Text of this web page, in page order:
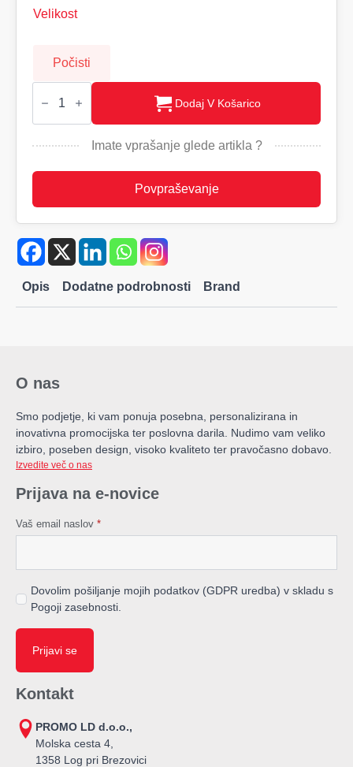
Velikost
Počisti
SKELETON
Moška
shell
Printer,
količina
Dodaj V Košarico
Imate vprašanje glede artikla ?
Povpraševanje
Opis Dodatne podrobnosti Brand
O nas
Smo podjetje, ki vam ponuja posebna, personalizirana in
inovativna promocijska ter poslovna darila. Nudimo vam veliko
izbiro, poseben design, visoko kvaliteto ter pravočasno dobavo.
Izvedite več o nas
Prijava na e-novice
Vaš email naslov *
Dovolim pošiljanje mojih podatkov (GDPR uredba) v skladu s
Pogoji zasebnosti.
Prijavi se
Kontakt
PROMO LD d.o.o.,
Molska cesta 4,
1358 Log pri Brezovici